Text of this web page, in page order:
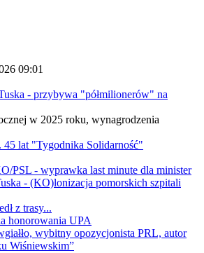
09:01
- przybywa "półmilionerów" na
w 2025 roku, wynagrodzenia
45 lat "Tygodnika Solidarność"
PSL - wyprawka last minute dla minister
- (KO)lonizacja pomorskich szpitali
z trasy...
honorowania UPA
wybitny opozycjonista PRL, autor
Wiśniewskim”